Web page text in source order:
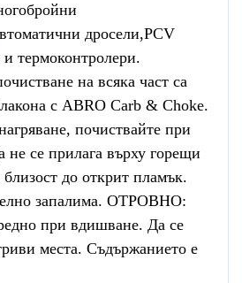
дросели,PCV
термоконтролери.
на всяка част са
с ABRO Carb & Choke.
почиствайте при
не се прилага върху горещи
до открит пламък.
запалима. ОТРОВНО:
при вдишване. Да се
места. Съдържанието е